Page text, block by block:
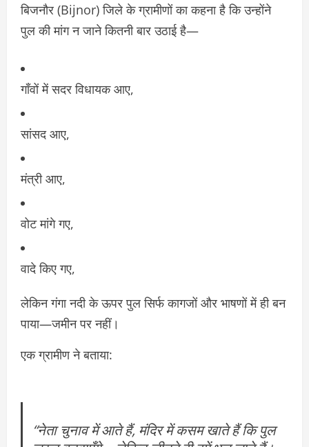
बिजनौर (Bijnor) जिले के ग्रामीणों का कहना है कि उन्होंने
पुल की मांग न जाने कितनी बार उठाई है—
गाँवों में सदर विधायक आए,
सांसद आए,
मंत्री आए,
वोट मांगे गए,
वादे किए गए,
लेकिन गंगा नदी के ऊपर पुल सिर्फ कागजों और भाषणों में ही बन
पाया—जमीन पर नहीं।
एक ग्रामीण ने बताया:
“नेता चुनाव में आते हैं, मंदिर में कसम खाते हैं कि पुल